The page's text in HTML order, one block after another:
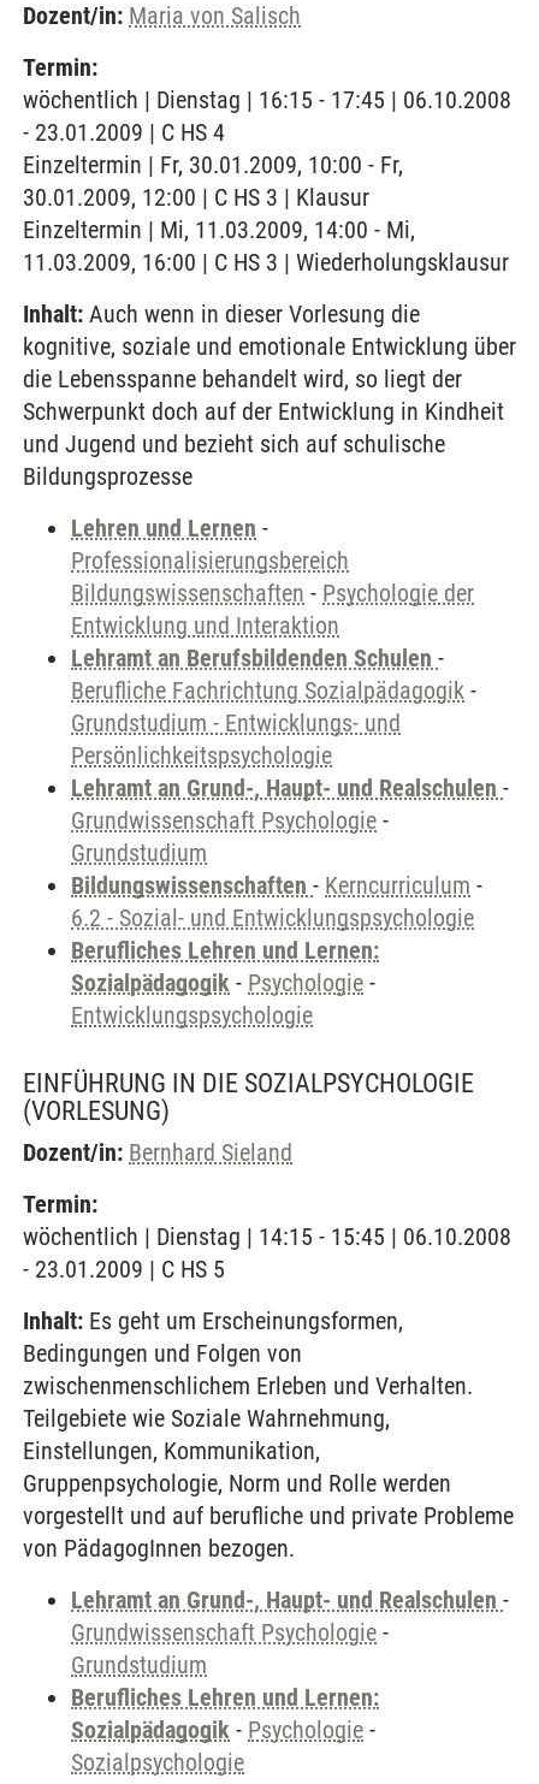
Dozent/in: Maria von Salisch
Termin:
wöchentlich | Dienstag | 16:15 - 17:45 | 06.10.2008
- 23.01.2009 | C HS 4
Einzeltermin | Fr, 30.01.2009, 10:00 - Fr,
30.01.2009, 12:00 | C HS 3 | Klausur
Einzeltermin | Mi, 11.03.2009, 14:00 - Mi,
11.03.2009, 16:00 | C HS 3 | Wiederholungsklausur
Inhalt: Auch wenn in dieser Vorlesung die
kognitive, soziale und emotionale Entwicklung über
die Lebensspanne behandelt wird, so liegt der
Schwerpunkt doch auf der Entwicklung in Kindheit
und Jugend und bezieht sich auf schulische
Bildungsprozesse
Lehren und Lernen -
Professionalisierungsbereich
Bildungswissenschaften - Psychologie der
Entwicklung und Interaktion
Lehramt an Berufsbildenden Schulen -
Berufliche Fachrichtung Sozialpädagogik -
Grundstudium - Entwicklungs- und
Persönlichkeitspsychologie
Lehramt an Grund-, Haupt- und Realschulen -
Grundwissenschaft Psychologie -
Grundstudium
Bildungswissenschaften - Kerncurriculum -
6.2 - Sozial- und Entwicklungspsychologie
Berufliches Lehren und Lernen:
Sozialpädagogik - Psychologie -
Entwicklungspsychologie
EINFÜHRUNG IN DIE SOZIALPSYCHOLOGIE
(VORLESUNG)
Dozent/in: Bernhard Sieland
Termin:
wöchentlich | Dienstag | 14:15 - 15:45 | 06.10.2008
- 23.01.2009 | C HS 5
Inhalt: Es geht um Erscheinungsformen,
Bedingungen und Folgen von
zwischenmenschlichem Erleben und Verhalten.
Teilgebiete wie Soziale Wahrnehmung,
Einstellungen, Kommunikation,
Gruppenpsychologie, Norm und Rolle werden
vorgestellt und auf berufliche und private Probleme
von PädagogInnen bezogen.
Lehramt an Grund-, Haupt- und Realschulen -
Grundwissenschaft Psychologie -
Grundstudium
Berufliches Lehren und Lernen:
Sozialpädagogik - Psychologie -
Sozialpsychologie